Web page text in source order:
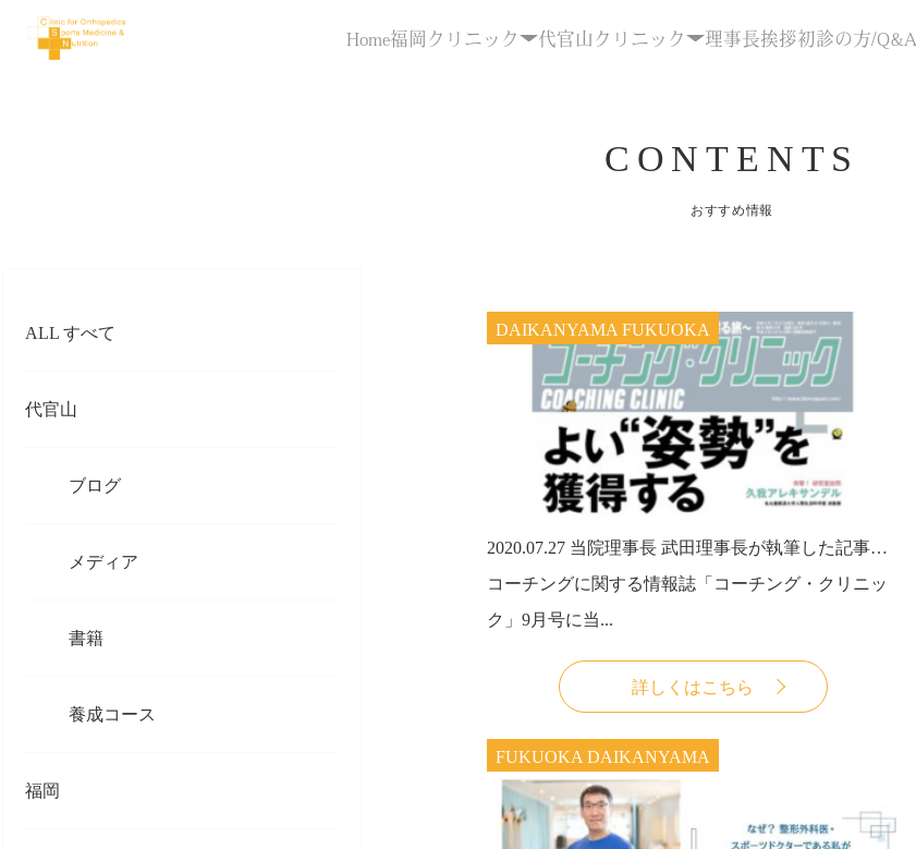
Home福岡クリニック 代官山クリニック 理事長挨拶初診の方/Q&A
CONTENTS
おすすめ情報
ALL すべて
代官山
ブログ
メディア
書籍
養成コース
福岡
DAIKANYAMA FUKUOKA
2020.07.27 当院理事長 武田理事長が執筆した記事が、雑誌「コーチング・クリニック」9月号に掲載されました。
コーチングに関する情報誌「コーチング・クリニッ
ク」9月号に当...
詳しくはこちら
FUKUOKA DAIKANYAMA